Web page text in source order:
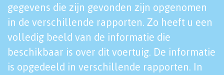
gegevens die zijn gevonden zijn opgenomen
in de verschillende rapporten. Zo heeft u een
volledig beeld van de informatie die
beschikbaar is over dit voertuig. De informatie
is opgedeeld in verschillende rapporten. In